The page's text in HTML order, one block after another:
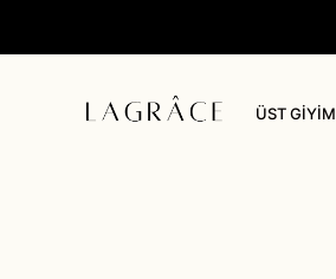
ÜST GİYİM
Ceket